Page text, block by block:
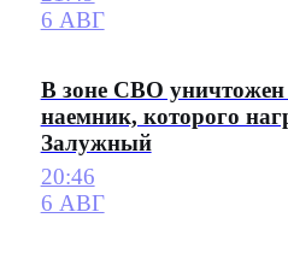
6 АВГ
В зоне СВО уничтожен
наемник, которого
Залужный
20:46
6 АВГ